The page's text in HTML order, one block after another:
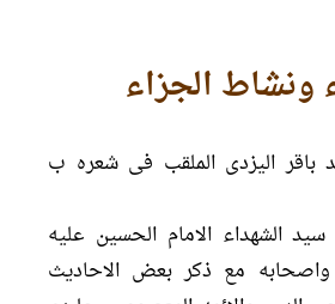
ونشاط الجزاء
باقر الیزدی الملقب فی شعره ب
الشهداء الامام الحسین علیه
واصحابه مع ذکر بعض الاحادیث